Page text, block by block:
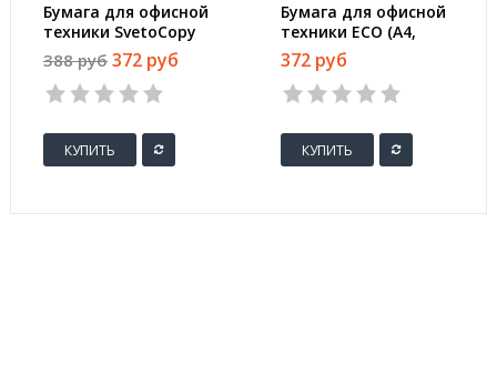
Бумага для офисной
техники SvetoCopy
(A4, марка C, 80 г/
кв.м, 500 листов)
388 руб 372 руб
КУПИТЬ
Бумага для офисной
техники ECO (А4,
марка С, 80 г/кв.м,
белизна 60%, 500
листов)
372 руб
КУПИТЬ